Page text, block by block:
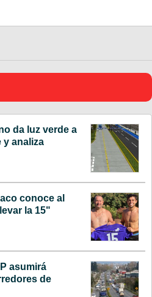
da luz verde a
y analiza
conoce al
la 15"
asumirá
de